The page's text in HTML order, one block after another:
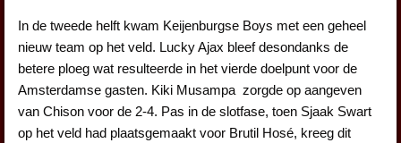
In de tweede helft kwam Keijenburgse Boys met een geheel
nieuw team op het veld. Lucky Ajax bleef desondanks de
betere ploeg wat resulteerde in het vierde doelpunt voor de
Amsterdamse gasten. Kiki Musampa zorgde op aangeven
van Chison voor de 2-4. Pas in de slotfase, toen Sjaak Swart
op het veld had plaatsgemaakt voor Brutil Hosé, kreeg dit